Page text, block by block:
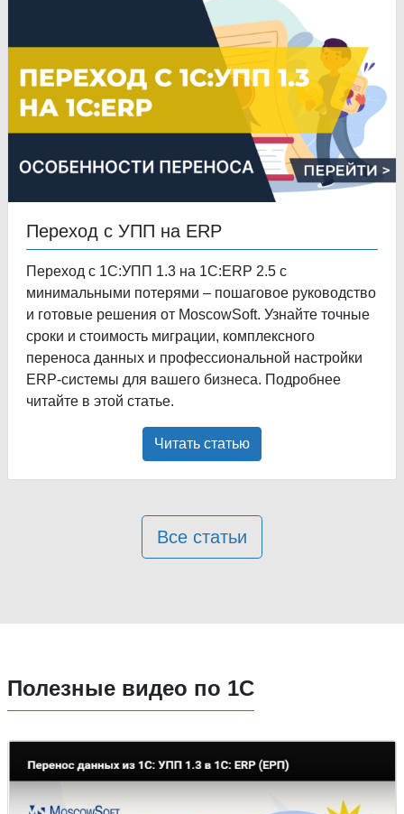
Переход с УПП на ERP
Переход с 1С:УПП 1.3 на 1С:ERP 2.5 с
минимальными потерями – пошаговое руководство
и готовые решения от MoscowSoft. Узнайте точные
сроки и стоимость миграции, комплексного
переноса данных и профессиональной настройки
ERP-системы для вашего бизнеса. Подробнее
читайте в этой статье.
Читать статью
Все статьи
Полезные видео по 1С